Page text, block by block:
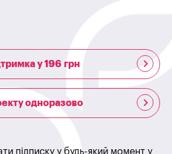
у 196 грн
одноразово
підписку у будь-який момент у